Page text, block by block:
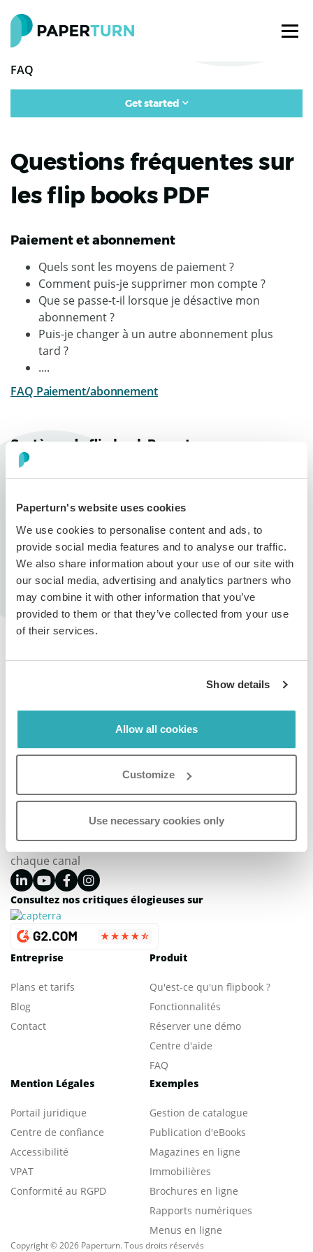
Paperturn's website uses cookies
We use cookies to personalise content and ads, to
provide social media features and to analyse our traffic.
We also share information about your use of our site with
our social media, advertising and analytics partners who
may combine it with other information that you’ve
provided to them or that they’ve collected from your use
of their services.
Show details
Allow all cookies
Customize
Use necessary cookies only
FAQ
Get started
Questions fréquentes sur
les flip books PDF
Paiement et abonnement
Quels sont les moyens de paiement ?
Comment puis-je supprimer mon compte ?
Que se passe-t-il lorsque je désactive mon
abonnement ?
Puis-je changer à un autre abonnement plus
tard ?
....
FAQ Paiement/abonnement
Système de flip book Paperturn
Le nombre de pages de mon flipbook est-il limité ?
simplement télécharger un autre PDF et écraser
le précédent ?
Où sera mon logo ?
Qu'est-ce qu’une publication privée ?
....
FAQ à propos du système
CRÉER MON FLIPBOOK GRATUIT
monde entier de transformer facilement des PDF en
flipbooks interactifs et en contenu attrayant pour
chaque canal
Consultez nos critiques élogieuses sur
Entreprise
Plans et tarifs
Blog
Contact
Produit
Qu'est-ce qu'un flipbook ?
Fonctionnalités
Réserver une démo
Centre d'aide
FAQ
Mention Légales
Portail juridique
Centre de confiance
Accessibilité
VPAT
Conformité au RGPD
Exemples
Gestion de catalogue
Publication d'eBooks
Magazines en ligne
Immobilières
Brochures en ligne
Rapports numériques
Menus en ligne
Copyright © 2026 Paperturn. Tous droits réservés